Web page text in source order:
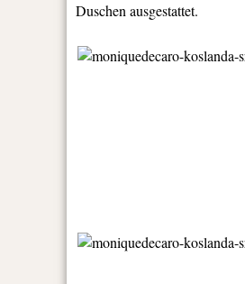
Duschen ausgestattet.